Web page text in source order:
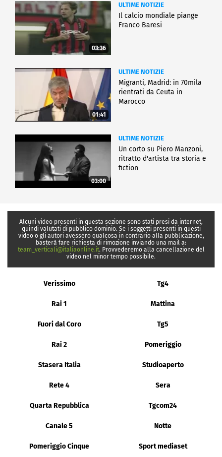
03:36
ULTIME NOTIZIE
Il calcio mondiale piange
Franco Baresi
01:41
ULTIME NOTIZIE
Migranti, Madrid: in 70mila
rientrati da Ceuta in
Marocco
03:00
ULTIME NOTIZIE
Un corto su Piero Manzoni,
ritratto d'artista tra storia e
fiction
Alcuni video presenti in questa sezione sono stati presi da internet,
quindi valutati di pubblico dominio. Se i soggetti presenti in questi
video o gli autori avessero qualcosa in contrario alla pubblicazione,
basterà fare richiesta di rimozione inviando una mail a:
team_verticali@italiaonline.it. Provvederemo alla cancellazione del
video nel minor tempo possibile.
Verissimo Tg4
Rai 1 Mattina
Fuori dal Coro Tg5
Rai 2 Pomeriggio
Stasera Italia Studioaperto
Rete 4 Sera
Quarta Repubblica Tgcom24
Canale 5 Notte
Pomeriggio Cinque Sport mediaset